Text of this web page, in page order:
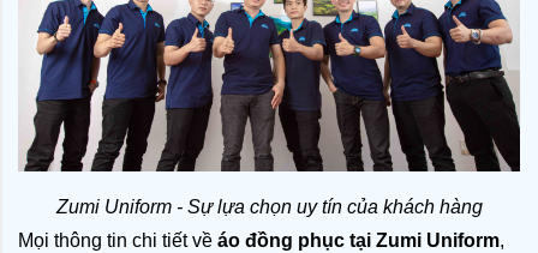
Zumi Uniform - Sự lựa chọn uy tín của khách hàng
Mọi thông tin chi tiết về áo đồng phục tại Zumi Uniform,